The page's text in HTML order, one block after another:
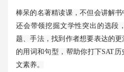
棒呆的名著精读课，不但会讲解书
还会带领挖掘文学性突出的选段
题、手法，找到作者想要表达的
的用词和句型，帮助你打下SAT
文素养。